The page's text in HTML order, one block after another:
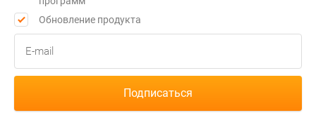
Обновление продукта